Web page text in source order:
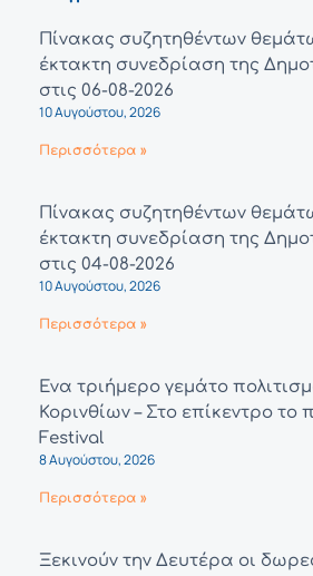
Πίνακας συζητηθέντων
έκτακτη συνεδρίαση της
στις 06-08-2026
10 Αυγούστου, 2026
Περισσότερα »
Πίνακας συζητηθέντων
έκτακτη συνεδρίαση της
στις 04-08-2026
10 Αυγούστου, 2026
Περισσότερα »
Ένα τριήμερο γεμάτο
Κορινθίων – Στο επίκεντρο
Festival
8 Αυγούστου, 2026
Περισσότερα »
Ξεκινούν την Δευτέρα οι